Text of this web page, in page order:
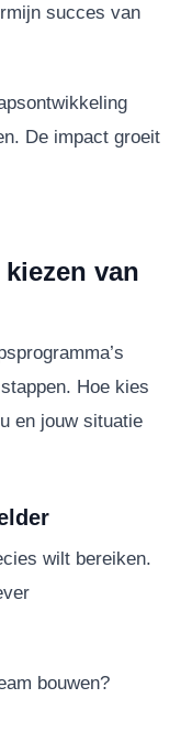
succes van
De impact groeit
van
Hoe kies
en jouw situatie
wilt bereiken.
bouwen?